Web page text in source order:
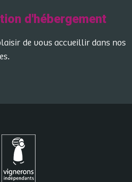
d'hébergement
de vous accueillir dans nos